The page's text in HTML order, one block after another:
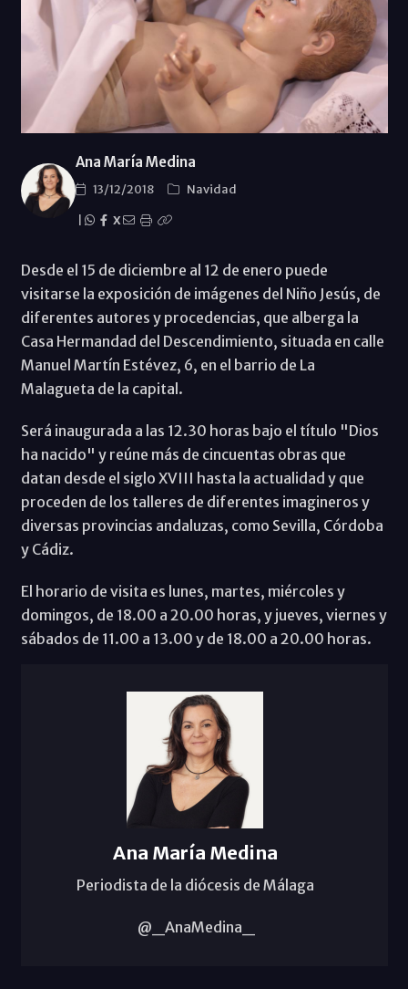
Ana María Medina
13/12/2018
Navidad
X
Desde el 15 de diciembre al 12 de enero puede
visitarse la exposición de imágenes del Niño Jesús, de
diferentes autores y procedencias, que alberga la
Casa Hermandad del Descendimiento, situada en calle
Manuel Martín Estévez, 6, en el barrio de La
Malagueta de la capital.
Será inaugurada a las 12.30 horas bajo el título "Dios
ha nacido" y reúne más de cincuentas obras que
datan desde el siglo XVIII hasta la actualidad y que
proceden de los talleres de diferentes imagineros y
diversas provincias andaluzas, como Sevilla, Córdoba
y Cádiz.
El horario de visita es lunes, martes, miércoles y
domingos, de 18.00 a 20.00 horas, y jueves, viernes y
sábados de 11.00 a 13.00 y de 18.00 a 20.00 horas.
Ana María Medina
Periodista de la diócesis de Málaga
@_AnaMedina_